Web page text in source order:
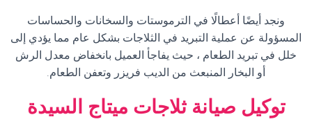
ونجد أيضًا أعطالًا في الترموستات والسخانات والحساسات
المسؤولة عن عملية التبريد في الثلاجات بشكل عام مما يؤدي إلى
خلل في تبريد الطعام ، حيث يفاجأ العميل بانخفاض معدل الرش
أو البخار المنبعث من الديب فريزر وتعفن الطعام.
توكيل صيانة ثلاجات ميتاج السيدة